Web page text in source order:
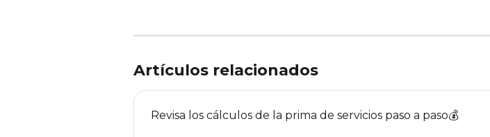
Artículos relacionados
Revisa los cálculos de la prima de servicios paso a paso💰